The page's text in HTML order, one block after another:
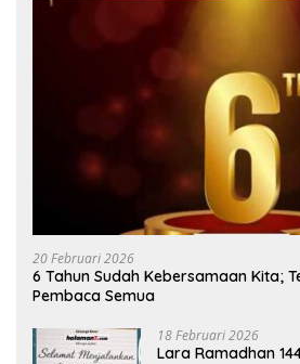
20 Februari 2026
6 Tahun Sudah Kebersamaan Kita;
Pembaca Semua
18 Februari 2026
Lara Ramadhan